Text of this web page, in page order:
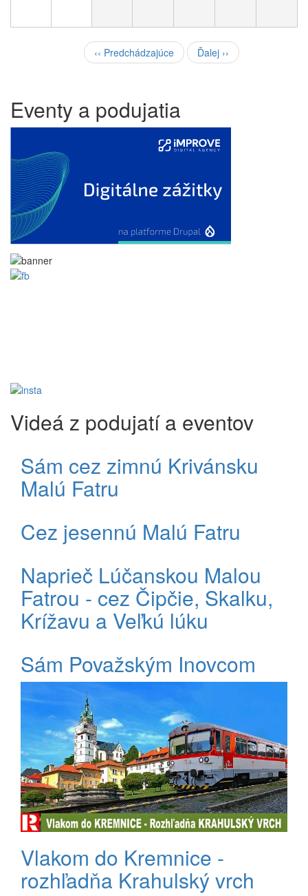
‹‹ Predchádzajúce Ďalej ››
Eventy a podujatia
Videá z podujatí a eventov
Sám cez zimnú Krivánsku
Malú Fatru
Cez jesennú Malú Fatru
Naprieč Lúčanskou Malou
Fatrou - cez Čipčie, Skalku,
Krížavu a Veľkú lúku
Sám Považským Inovcom
Vlakom do Kremnice -
rozhľadňa Krahulský vrch